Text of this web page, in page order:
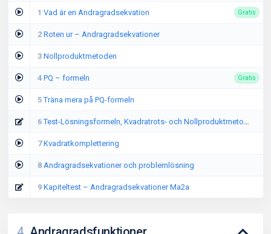
1 Vad är en Andragradsekvation Gratis
2 Roten ur – Andragradsekvationer
3 Nollproduktmetoden
4 PQ – formeln Gratis
5Träna mera på PQ-formeln
6Test-Lösningsformeln, Kvadratrots- och Nollproduktmetoden
7Kvadratkomplettering
8 Andragradsekvationer och problemlösning
9 Kapiteltest – Andragradsekvationer Ma2a